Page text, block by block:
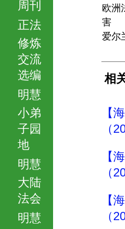
周刊
正法
修炼
交流
选编
明慧
小弟
子园
地
明慧
大陆
法会
明慧
欧洲
害
爱尔
相
【
（
【
（
【
（